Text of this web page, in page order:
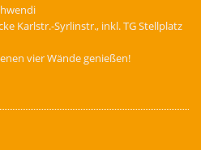
Karlstr.-Syrlinstr., inkl. TG Stellplatz
vier Wände genießen!